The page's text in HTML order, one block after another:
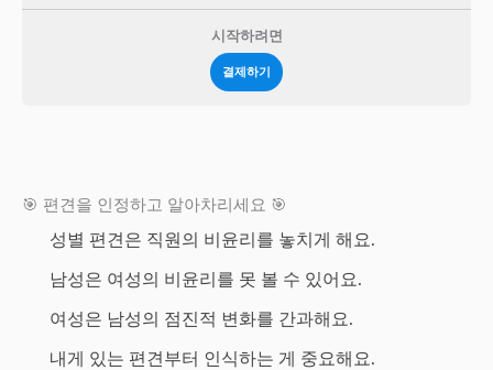
시작하려면
결제하기
🎯 편견을 인정하고 알아차리세요 🎯
성별 편견은 직원의 비윤리를 놓치게 해요.
남성은 여성의 비윤리를 못 볼 수 있어요.
여성은 남성의 점진적 변화를 간과해요.
내게 있는 편견부터 인식하는 게 중요해요.